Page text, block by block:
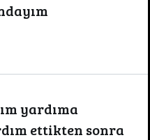
yardıma
ettikten sonra